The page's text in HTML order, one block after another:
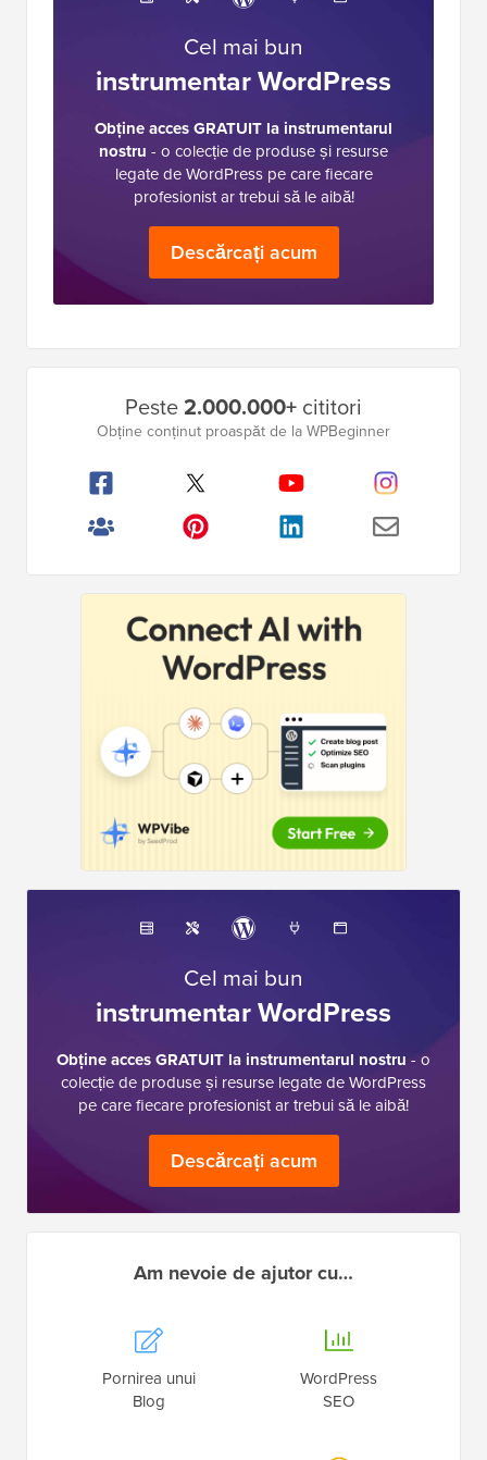
Cel mai bun
instrumentar WordPress
Obține acces GRATUIT la instrumentarul
nostru - o colecție de produse și resurse
legate de WordPress pe care fiecare
profesionist ar trebui să le aibă!
Descărcați acum
laterală
principală
Peste2.000.000+ cititori
Obține conținut proaspăt de la WPBeginner
Cel mai bun
instrumentar WordPress
Obține acces GRATUIT la instrumentarul nostru - o
colecție de produse și resurse legate de WordPress
pe care fiecare profesionist ar trebui să le aibă!
Descărcați acum
Am nevoie de ajutor cu…
Pornirea unui
Blog
WordPress
SEO